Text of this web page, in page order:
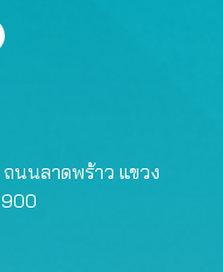
ถนนลาดพร้าว แขวง